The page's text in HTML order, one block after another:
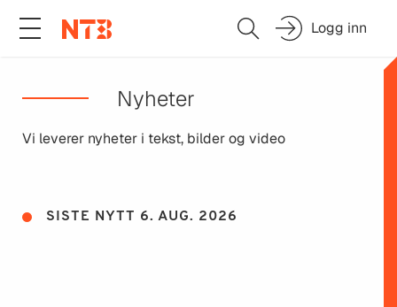
Logg inn
Nyheter
Vi leverer nyheter i tekst, bilder og video
SISTE NYTT 6. AUG. 2026